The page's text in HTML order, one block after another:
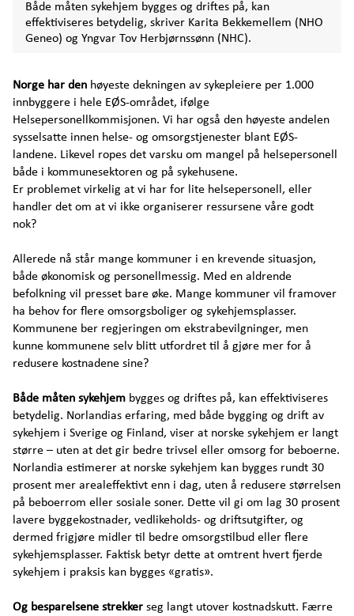
Både måten sykehjem bygges og driftes på, kan
effektiviseres betydelig, skriver Karita Bekkemellem (NHO
Geneo) og Yngvar Tov Herbjørnssønn (NHC).
Norge har den høyeste dekningen av sykepleiere per 1.000
innbyggere i hele EØS-området, ifølge
Helsepersonellkommisjonen. Vi har også den høyeste andelen
sysselsatte innen helse- og omsorgstjenester blant EØS-
landene. Likevel ropes det varsku om mangel på helsepersonell
både i kommunesektoren og på sykehusene.
Er problemet virkelig at vi har for lite helsepersonell, eller
handler det om at vi ikke organiserer ressursene våre godt
nok?
Allerede nå står mange kommuner i en krevende situasjon,
både økonomisk og personellmessig. Med en aldrende
befolkning vil presset bare øke. Mange kommuner vil framover
ha behov for flere omsorgsboliger og sykehjemsplasser.
Kommunene ber regjeringen om ekstrabevilgninger, men
kunne kommunene selv blitt utfordret til å gjøre mer for å
redusere kostnadene sine?
Både måten sykehjem bygges og driftes på, kan effektiviseres
betydelig. Norlandias erfaring, med både bygging og drift av
sykehjem i Sverige og Finland, viser at norske sykehjem er langt
større – uten at det gir bedre trivsel eller omsorg for beboerne.
Norlandia estimerer at norske sykehjem kan bygges rundt 30
prosent mer arealeffektivt enn i dag, uten å redusere størrelsen
på beboerrom eller sosiale soner. Dette vil gi om lag 30 prosent
lavere byggekostnader, vedlikeholds- og driftsutgifter, og
dermed frigjøre midler til bedre omsorgstilbud eller flere
sykehjemsplasser. Faktisk betyr dette at omtrent hvert fjerde
sykehjem i praksis kan bygges «gratis».
Og besparelsene strekker seg langt utover kostnadskutt. Færre